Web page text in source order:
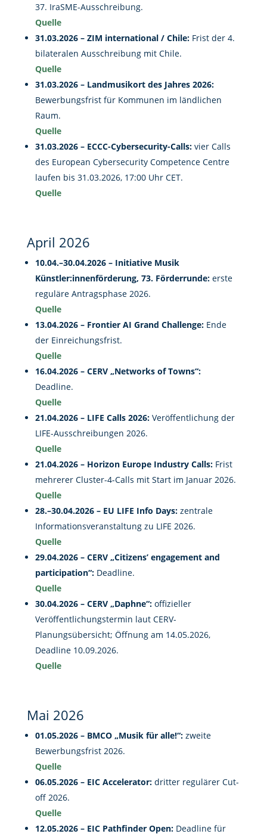
37. IraSME-Ausschreibung.
Quelle
31.03.2026 – ZIM international / Chile:Frist der 4.
bilateralen Ausschreibung mit Chile.
Quelle
31.03.2026 – Landmusikort des Jahres 2026:
Bewerbungsfrist für Kommunen im ländlichen
Raum.
Quelle
31.03.2026 – ECCC-Cybersecurity-Calls:vier Calls
des European Cybersecurity Competence Centre
laufen bis 31.03.2026, 17:00 Uhr CET.
Quelle
April 2026
10.04.–30.04.2026 – Initiative Musik
Künstler:innenförderung, 73. Förderrunde:erste
reguläre Antragsphase 2026.
Quelle
13.04.2026 – Frontier AI Grand Challenge:Ende
der Einreichungsfrist.
Quelle
16.04.2026 – CERV „Networks of Towns“:
Deadline.
Quelle
21.04.2026 – LIFE Calls 2026:Veröffentlichung der
LIFE-Ausschreibungen 2026.
Quelle
21.04.2026 – Horizon Europe Industry Calls:Frist
mehrerer Cluster-4-Calls mit Start im Januar 2026.
Quelle
28.–30.04.2026 – EU LIFE Info Days:zentrale
Informationsveranstaltung zu LIFE 2026.
Quelle
29.04.2026 – CERV „Citizens’ engagement and
participation“:Deadline.
Quelle
30.04.2026 – CERV „Daphne“:offizieller
Veröffentlichungstermin laut CERV-
Planungsübersicht; Öffnung am 14.05.2026,
Deadline 10.09.2026.
Quelle
Mai 2026
01.05.2026 – BMCO „Musik für alle!“:zweite
Bewerbungsfrist 2026.
Quelle
06.05.2026 – EIC Accelerator:dritter regulärer Cut-
off 2026.
Quelle
12.05.2026 – EIC Pathfinder Open:Deadline für